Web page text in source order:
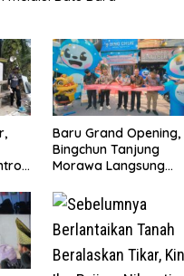
Berkat
‎Baru Grand Opening,
Bingchun Tanjung
Morawa Langsung
Baru!